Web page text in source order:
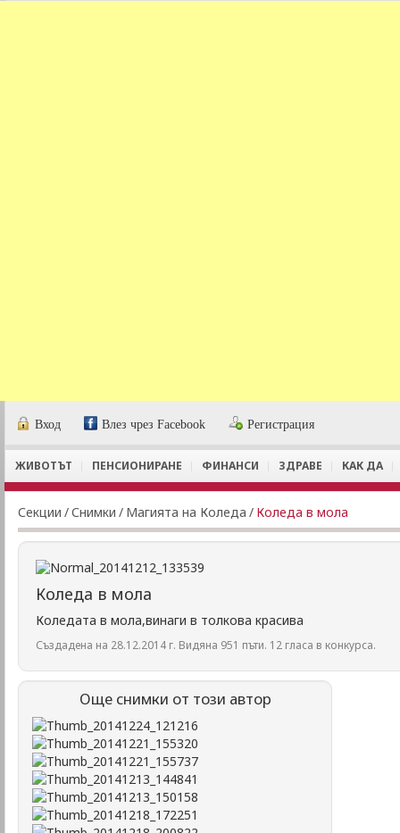
Вход Влез чрез Facebook Регистрация
ЖИВОТЪТ ПЕНСИОНИРАНЕ ФИНАНСИ ЗДРАВЕ КАК ДА
Секции /Снимки / Магията на Коледа / Коледа в мола
Коледа в мола
Коледата в мола,винаги в толкова красива
Създадена на 28.12.2014 г. Видяна 951 пъти. 12 гласа в конкурса.
Още снимки от този автор